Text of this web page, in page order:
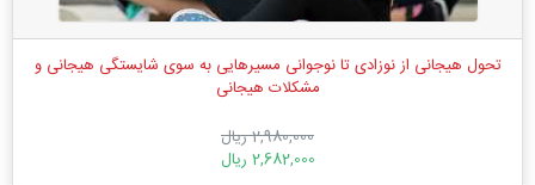
تحول هیجانی از نوزادی تا نوجوانی مسیرهایی به سوی شایستگی هیجانی و
مشکلات هیجانی
2,980,000 ریال
2,682,000 ریال